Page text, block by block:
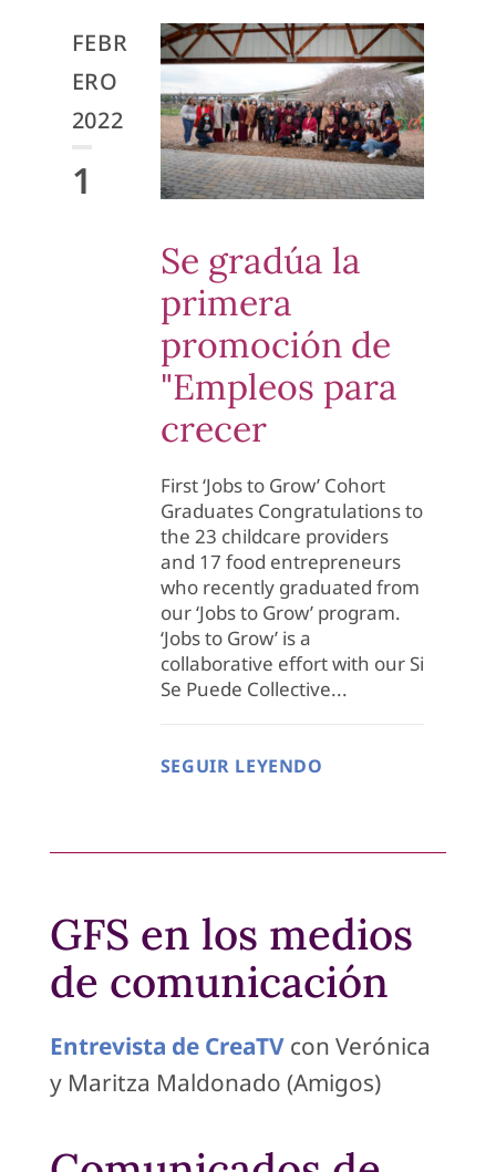
FEBR
ERO
2022
1
Se gradúa la
primera
promoción de
"Empleos para
crecer
First ‘Jobs to Grow’ Cohort
Graduates Congratulations to
the 23 childcare providers
and 17 food entrepreneurs
who recently graduated from
our ‘Jobs to Grow’ program.
‘Jobs to Grow’ is a
collaborative effort with our Si
Se Puede Collective...
SEGUIR LEYENDO
GFS en los medios
de comunicación
Entrevista de CreaTVcon Verónica
y Maritza Maldonado (Amigos)